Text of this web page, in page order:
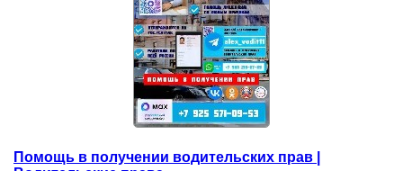
Помощь в получении водительских прав |